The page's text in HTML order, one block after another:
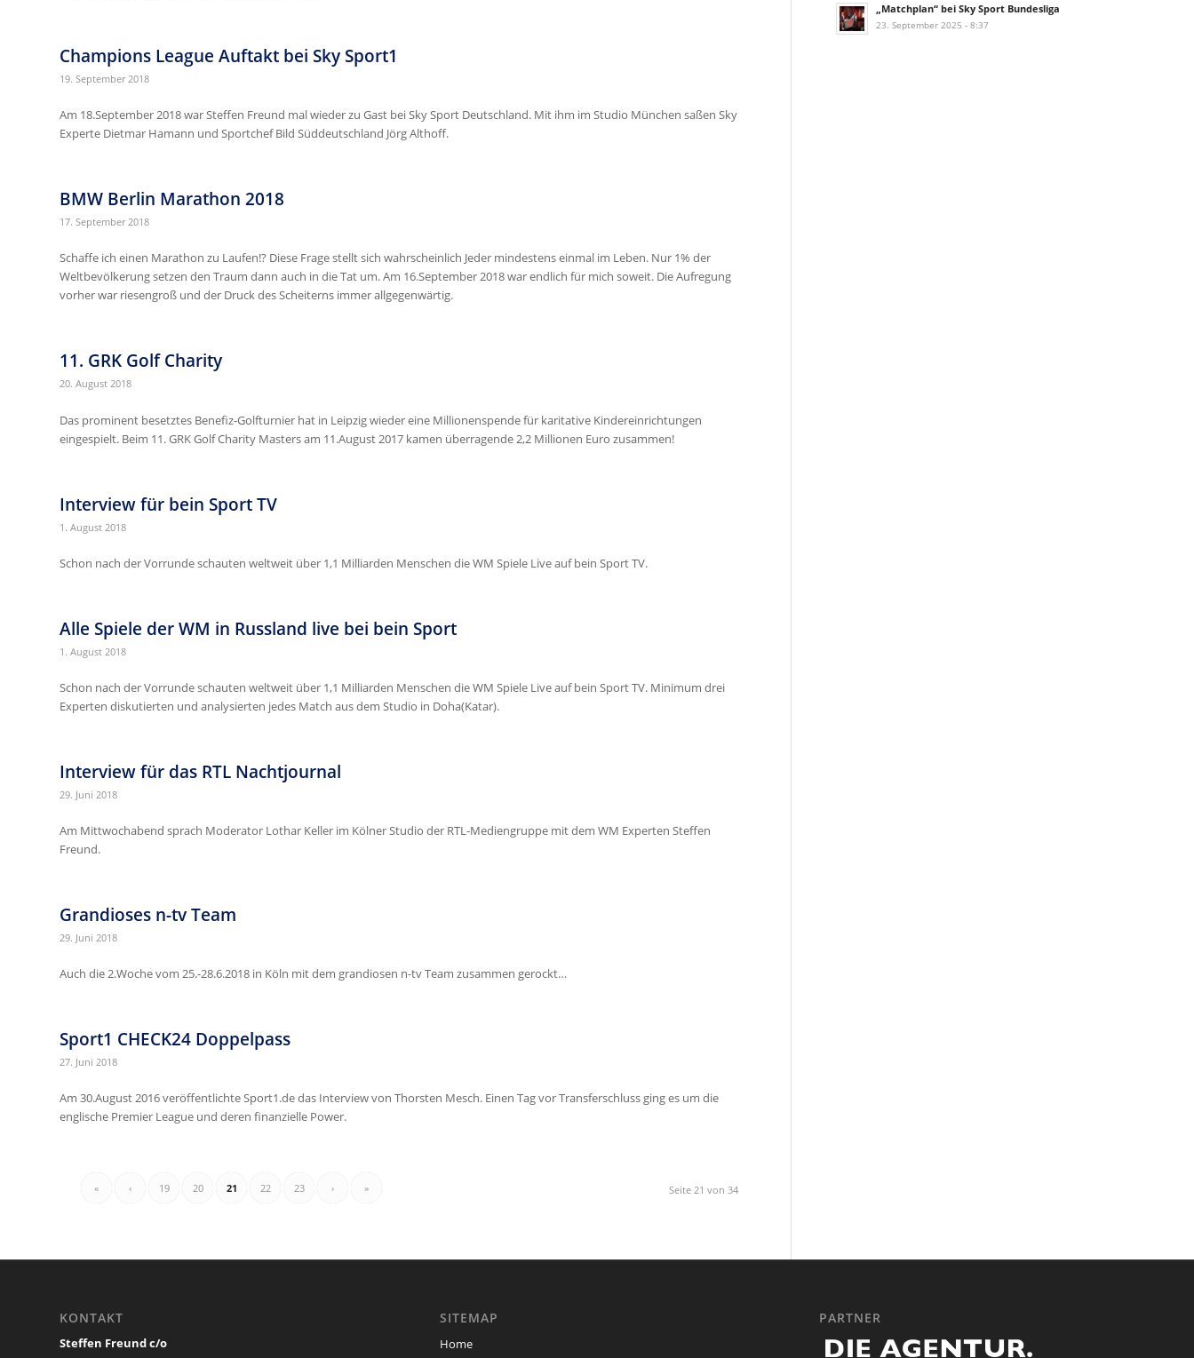
Champions League Auftakt bei Sky Sport1
19. September 2018
Am 18.September 2018 war Steffen Freund mal wieder zu Gast bei Sky Sport Deutschland. Mit ihm im Studio München saßen Sky
Experte Dietmar Hamann und Sportchef Bild Süddeutschland Jörg Althoff.
BMW Berlin Marathon 2018
17. September 2018
Schaffe ich einen Marathon zu Laufen!? Diese Frage stellt sich wahrscheinlich Jeder mindestens einmal im Leben. Nur 1% der
Weltbevölkerung setzen den Traum dann auch in die Tat um. Am 16.September 2018 war endlich für mich soweit. Die Aufregung
vorher war riesengroß und der Druck des Scheiterns immer allgegenwärtig.
11. GRK Golf Charity
20. August 2018
Das prominent besetztes Benefiz-Golfturnier hat in Leipzig wieder eine Millionenspende für karitative Kindereinrichtungen
eingespielt. Beim 11. GRK Golf Charity Masters am 11.August 2017 kamen überragende 2,2 Millionen Euro zusammen!
Interview für bein Sport TV
1. August 2018
Schon nach der Vorrunde schauten weltweit über 1,1 Milliarden Menschen die WM Spiele Live auf bein Sport TV.
Alle Spiele der WM in Russland live bei bein Sport
1. August 2018
Schon nach der Vorrunde schauten weltweit über 1,1 Milliarden Menschen die WM Spiele Live auf bein Sport TV. Minimum drei
Experten diskutierten und analysierten jedes Match aus dem Studio in Doha(Katar).
Interview für das RTL Nachtjournal
29. Juni 2018
Am Mittwochabend sprach Moderator Lothar Keller im Kölner Studio der RTL-Mediengruppe mit dem WM Experten Steffen
Freund.
Grandioses n-tv Team
29. Juni 2018
Auch die 2.Woche vom 25.-28.6.2018 in Köln mit dem grandiosen n-tv Team zusammen gerockt…
Sport1 CHECK24 Doppelpass
27. Juni 2018
Am 30.August 2016 veröffentlichte Sport1.de das Interview von Thorsten Mesch. Einen Tag vor Transferschluss ging es um die
englische Premier League und deren finanzielle Power.
Seite 21 von 34
« ‹ 19 20 21 22 23 › »
„Matchplan“ bei Sky Sport Bundesliga
23. September 2025 - 8:37
KONTAKT
Steffen Freund c/o
SITEMAP
Home
PARTNER